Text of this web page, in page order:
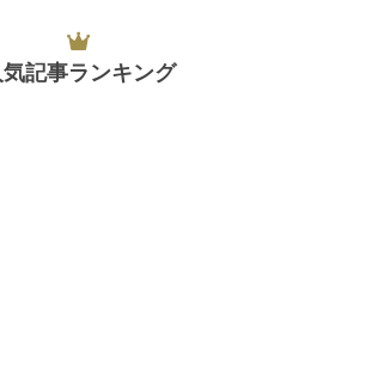
気記事ランキング